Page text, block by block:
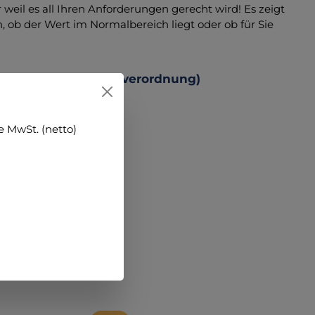
es all Ihren Anforderungen gerecht wird! Es zeigt
ob der Wert im Normalbereich liegt oder ob für Sie
Produktsicherheitsverordnung)
MwSt. (netto)